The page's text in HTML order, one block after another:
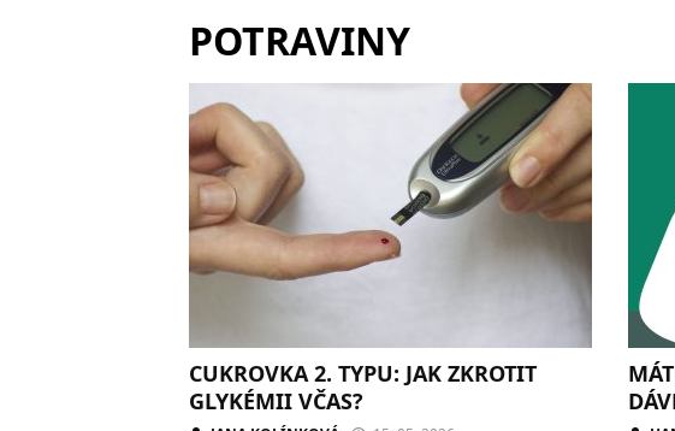
POTRAVINY
CUKROVKA 2. TYPU: JAK ZKROTIT
GLYKÉMII VČAS?